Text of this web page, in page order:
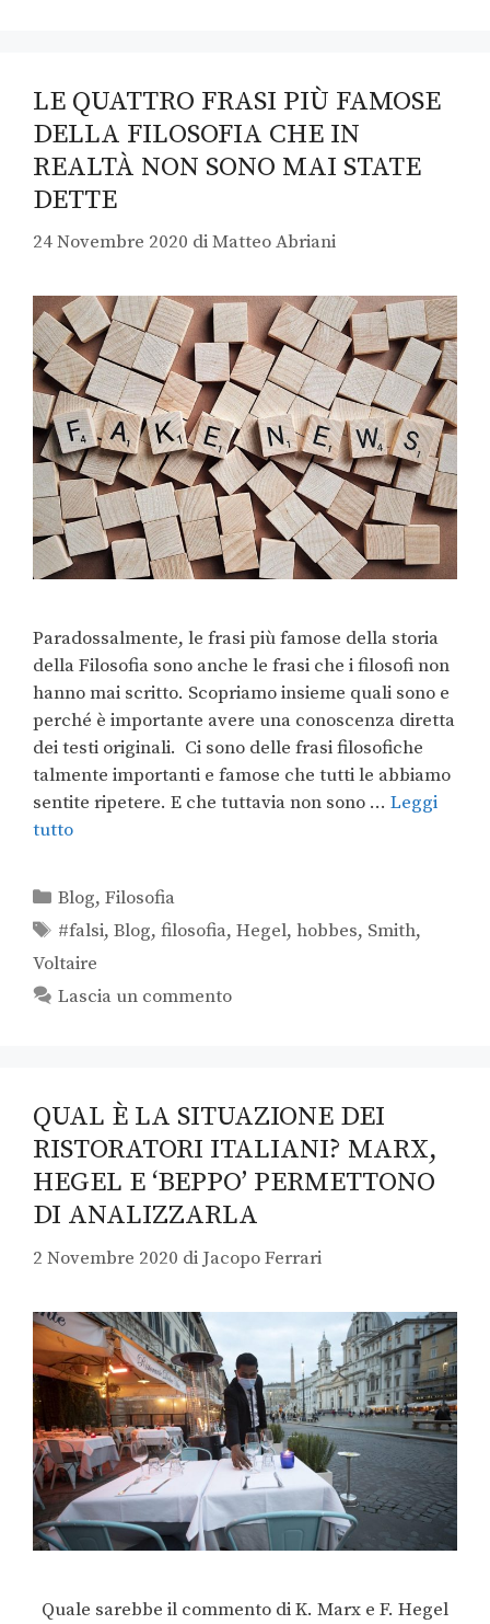
LE QUATTRO FRASI PIÙ FAMOSE
DELLA FILOSOFIA CHE IN
REALTÀ NON SONO MAI STATE
DETTE
24 Novembre 2020 diMatteo Abriani
Paradossalmente, le frasi più famose della storia
della Filosofia sono anche le frasi che i filosofi non
hanno mai scritto. Scopriamo insieme quali sono e
perché è importante avere una conoscenza diretta
dei testi originali. Ci sono delle frasi filosofiche
talmente importanti e famose che tutti le abbiamo
sentite ripetere. E che tuttavia non sono … Leggi
tutto
Blog,Filosofia
#falsi,Blog,filosofia,Hegel,hobbes, Smith,
Voltaire
Lascia un commento
QUAL È LA SITUAZIONE DEI
RISTORATORI ITALIANI? MARX,
HEGEL E ‘BEPPO’ PERMETTONO
DI ANALIZZARLA
2 Novembre 2020 di Jacopo Ferrari
Quale sarebbe il commento di K. Marx e F. Hegel